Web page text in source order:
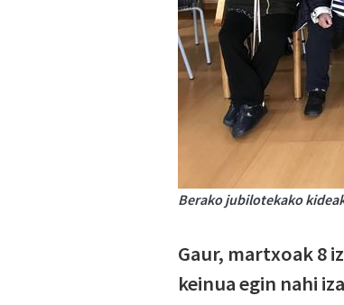
Berako jubilotekako
Gaur, martxoak 8
keinua egin nahi